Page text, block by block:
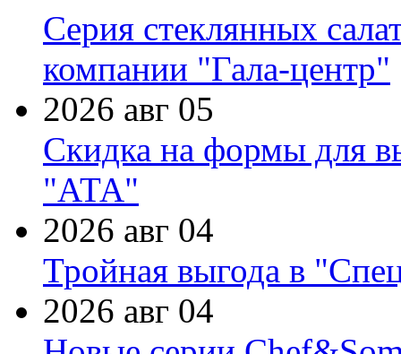
Серия стеклянных
компании "Гала-центр"
2026 авг 05
Скидка на формы для
"АТА"
2026 авг 04
Тройная выгода в
2026 авг 04